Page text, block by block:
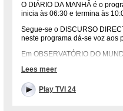
O DIÁRIO DA MANHÃ é o
inicia às 06:30 e termina às
Segue-se o DISCURSO
neste programa dá-se voz aos
Em OBSERVATÓRIO DO
jornalistas da TVI sempre
Lees meer
Play TVI 24